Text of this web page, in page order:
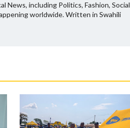
News, including Politics, Fashion, Social
worldwide. Written in Swahili